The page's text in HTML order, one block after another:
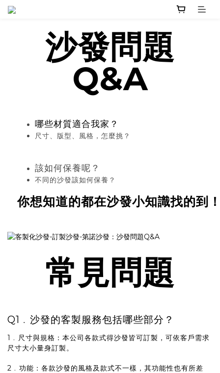
沙發問題
Q&A
哪些材質適合我家？
尺寸、版型、風格，怎麼挑？
該如何保養呢？
不同的沙發該如何保養？
你想知道的都在沙發小知識找的到
常見問題
Q1﹒沙發的客製服務包括哪些部分？
1﹒尺寸與規格：本公司各款式得沙發皆可訂製，可依客戶需求
尺寸大小量身訂製。
2﹒功能：各款沙發的風格及款式不一樣，其功能性也有所差